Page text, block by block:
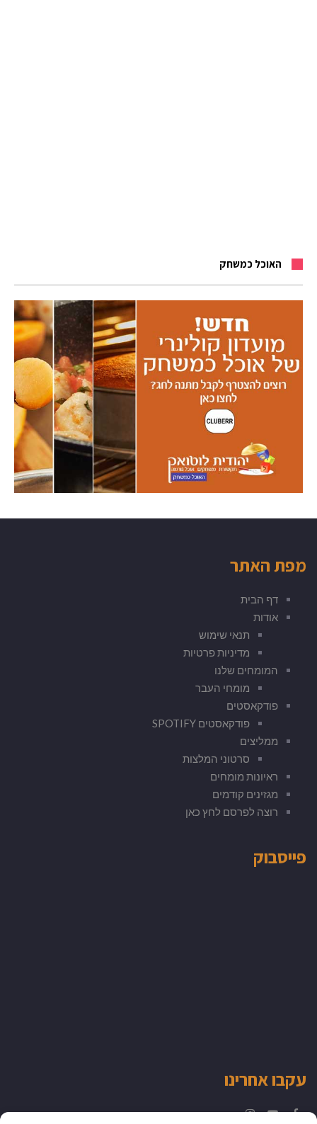
האוכל כמשחק
מפת האתר
דף הבית
אודות
תנאי שימוש
מדיניות פרטיות
המומחים שלנו
מומחי העבר
פודקאסטים
פודקאסטים SPOTIFY
ממליצים
סרטוני המלצות
ראיונות מומחים
מגזינים קודמים
רוצה לפרסם לחץ כאן
פייסבוק
עקבו אחרינו